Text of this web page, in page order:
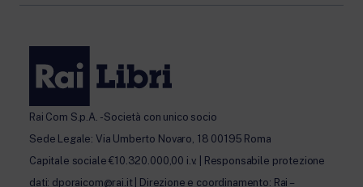
Rai Com S.p.A. - Società con unico socio
Sede Legale: Via Umberto Novaro, 18 00195 Roma
Capitale sociale €10.320.000,00 i.v. | Responsabile protezione
dati: dporaicom@rai.it | Direzione e coordinamento: Rai –